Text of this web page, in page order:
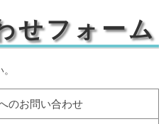
せフォーム
のお問い合わせ